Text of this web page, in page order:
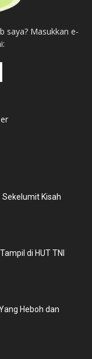
saya? Masukkan e-
Sekelumit Kisah
di HUT TNI
Heboh dan